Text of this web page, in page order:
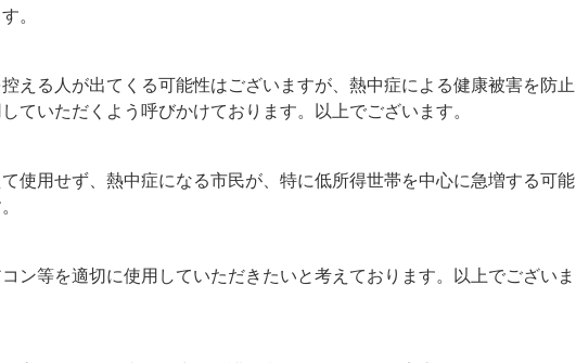
。
える人が出てくる可能性はございますが、熱中症による健康被害を防止
ていただくよう呼びかけております。以上でございます。
使用せず、熱中症になる市民が、特に低所得世帯を中心に急増する可能
ン等を適切に使用していただきたいと考えております。以上でございま